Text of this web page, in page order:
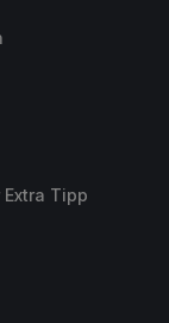
Tipp